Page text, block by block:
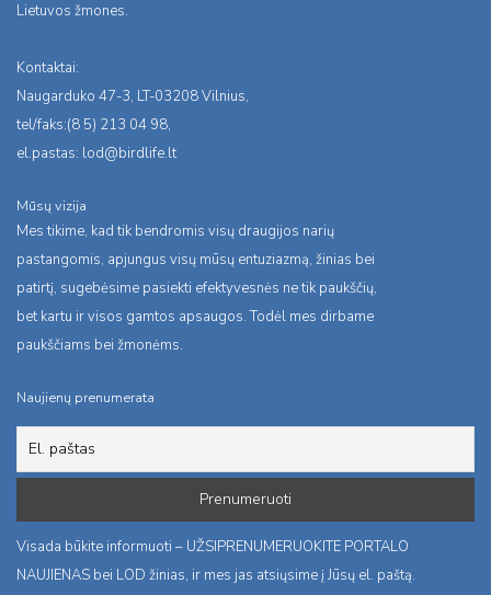
Lietuvos žmones.
Kontaktai:
Naugarduko 47-3, LT-03208 Vilnius,
tel/faks:(8 5) 213 04 98,
el.pastas: lod@birdlife.lt
Mūsų vizija
Mes tikime, kad tik bendromis visų draugijos narių
pastangomis, apjungus visų mūsų entuziazmą, žinias bei
patirtį, sugebėsime pasiekti efektyvesnės ne tik paukščių,
bet kartu ir visos gamtos apsaugos. Todėl mes dirbame
paukščiams bei žmonėms.
Naujienų prenumerata
Visada būkite informuoti – UŽSIPRENUMERUOKITE PORTALO
NAUJIENAS bei LOD žinias, ir mes jas atsiųsime į Jūsų el. paštą.